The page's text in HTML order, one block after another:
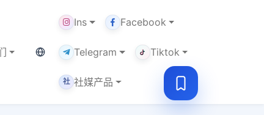
当前语言：中文
Ins Facebook
Telegram Tiktok
社 社媒产品